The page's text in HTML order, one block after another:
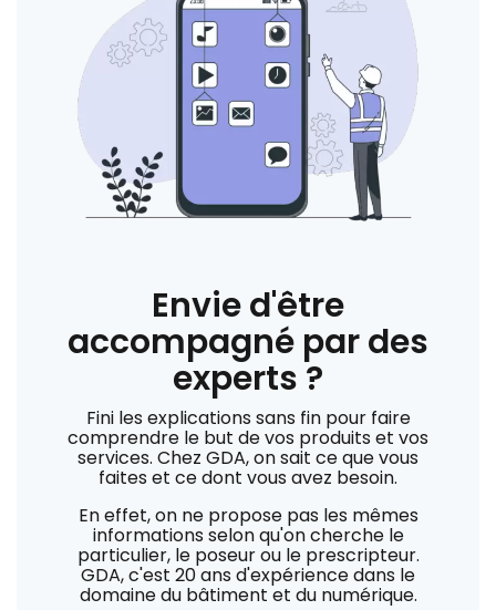
Envie d'être
accompagné par des
experts ?
Fini les explications sans fin pour faire
comprendre le but de vos produits et vos
services. Chez GDA, on sait ce que vous
faites et ce dont vous avez besoin.
En effet, on ne propose pas les mêmes
informations selon qu'on cherche le
particulier, le poseur ou le prescripteur.
GDA, c'est 20 ans d'expérience dans le
domaine du bâtiment et du numérique.